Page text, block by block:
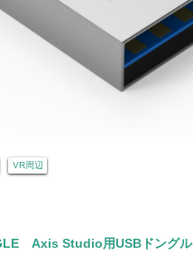
VR周辺
Axis Studio用USBドングル